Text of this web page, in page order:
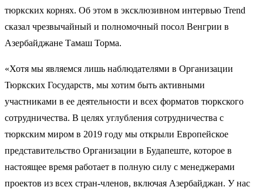
тюркских корнях. Об этом в эксклюзивном интервью Trend
сказал чрезвычайный и полномочный посол Венгрии в
Азербайджане Тамаш Торма.
«Хотя мы являемся лишь наблюдателями в Организации
Тюркских Государств, мы хотим быть активными
участниками в ее деятельности и всех форматов тюркского
сотрудничества. В целях углубления сотрудничества с
тюркским миром в 2019 году мы открыли Европейское
представительство Организации в Будапеште, которое в
настоящее время работает в полную силу с менеджерами
проектов из всех стран-членов, включая Азербайджан. У нас